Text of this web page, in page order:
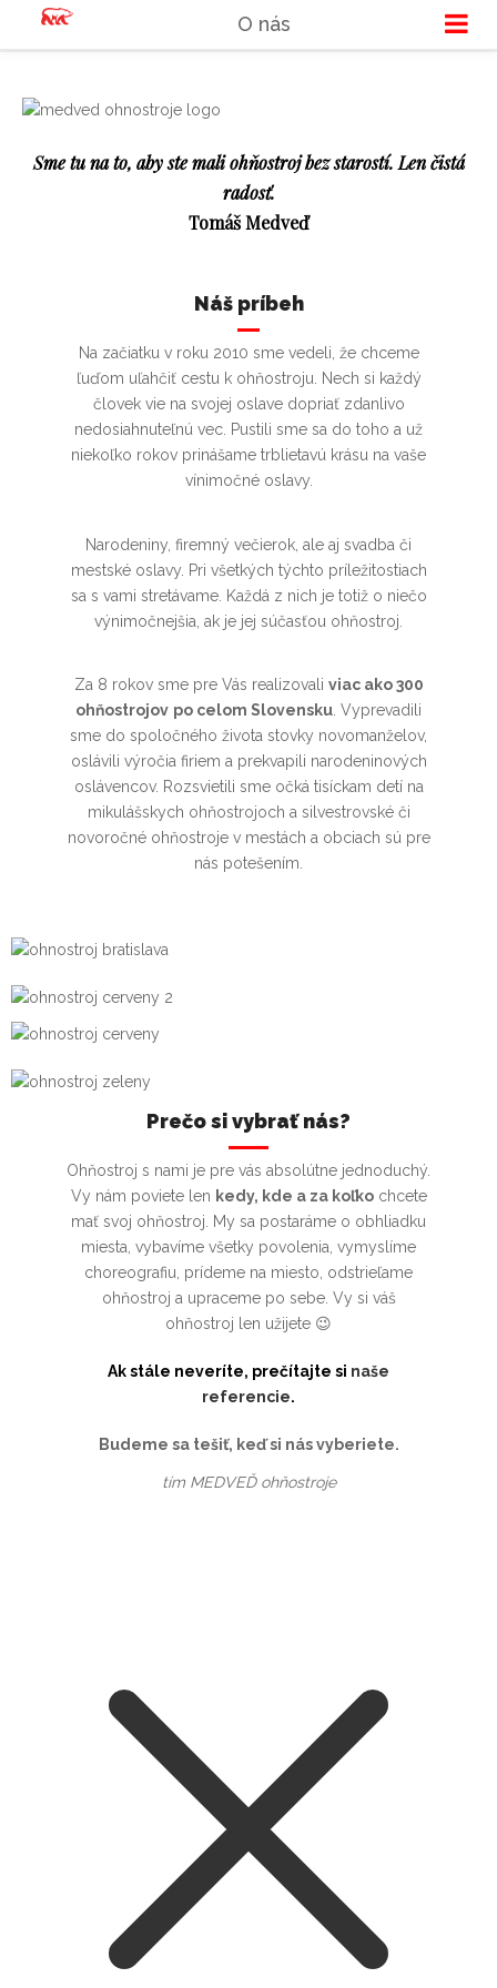
O nás
Sme tu na to, aby ste mali ohňostroj bez starostí. Len čistá
radosť.
Tomáš Medveď
Náš príbeh
Na začiatku v roku 2010 sme vedeli, že chceme
ľuďom uľahčiť cestu k ohňostroju. Nech si každý
človek vie na svojej oslave dopriať zdanlivo
nedosiahnuteľnú vec. Pustili sme sa do toho a už
niekoľko rokov prinášame trblietavú krásu na vaše
vínimočné oslavy.
Narodeniny, firemný večierok, ale aj svadba či
mestské oslavy. Pri všetkých týchto príležitostiach
sa s vami stretávame. Každá z nich je totiž o niečo
výnimočnejšia, ak je jej súčasťou ohňostroj.
Za 8 rokov sme pre Vás realizovali viac ako 300
ohňostrojov po celom Slovensku . Vyprevadili
sme do spoločného života stovky novomanželov,
oslávili výročia firiem a prekvapili narodeninových
oslávencov. Rozsvietili sme očká tisíckam detí na
mikulášskych ohňostrojoch a silvestrovské či
novoročné ohňostroje v mestách a obciach sú pre
nás potešením.
Prečo si vybrať nás?
Ohňostroj s nami je pre vás absolútne jednoduchý.
Vy nám poviete len kedy, kde a za koľkochcete
mať svoj ohňostroj. My sa postaráme o obhliadku
miesta, vybavíme všetky povolenia, vymyslíme
choreografiu, prídeme na miesto, odstrieľame
ohňostroj a upraceme po sebe. Vy si váš
ohňostroj len užijete 😉
Ak stále neveríte, prečítajte si naše
referencie.
Budeme sa tešiť, keď si nás vyberiete.
tím MEDVEĎ ohňostroje